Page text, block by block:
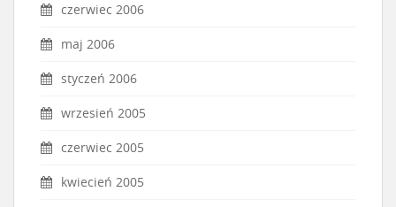
czerwiec 2006
maj 2006
styczeń 2006
wrzesień 2005
czerwiec 2005
kwiecień 2005